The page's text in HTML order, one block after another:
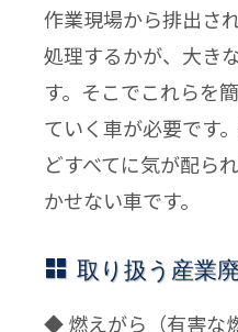
作業現場から排出さ
処理するかが、大き
す。そこでこれらを
ていく車が必要です
どすべてに気が配ら
かせない車です。
取り扱う産業
◆ 燃えがら（有害な